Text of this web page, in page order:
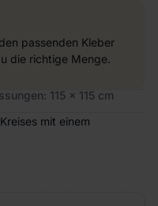
passenden Kleber
die richtige Menge.
115 x 115 cm
mit einem